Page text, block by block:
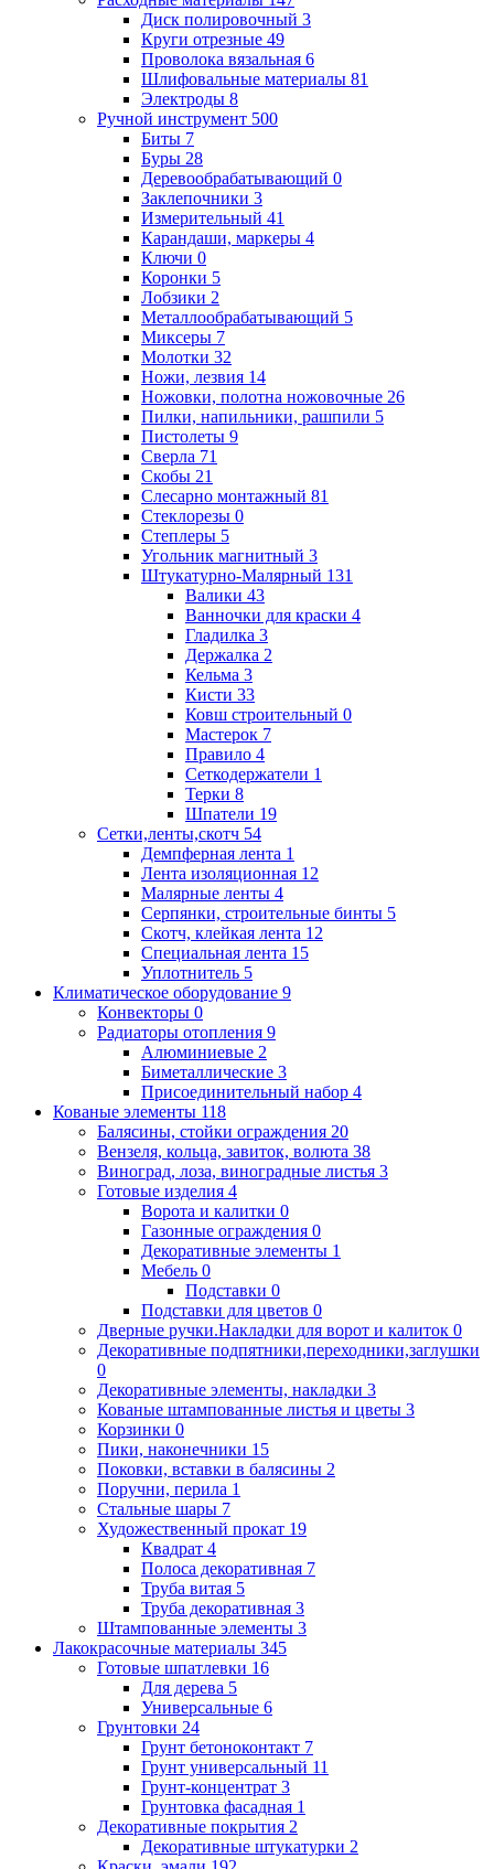
Диск полировочный 3
Круги отрезные 49
Проволока вязальная 6
Шлифовальные материалы 81
Электроды 8
Ручной инструмент 500
Биты 7
Буры 28
Деревообрабатывающий 0
Заклепочники 3
Измерительный 41
Карандаши, маркеры 4
Ключи 0
Коронки 5
Лобзики 2
Металлообрабатывающий 5
Миксеры 7
Молотки 32
Ножи, лезвия 14
Ножовки, полотна ножовочные 26
Пилки, напильники, рашпили 5
Пистолеты 9
Сверла 71
Скобы 21
Слесарно монтажный 81
Стеклорезы 0
Степлеры 5
Угольник магнитный 3
Штукатурно-Малярный 131
Валики 43
Ванночки для краски 4
Гладилка 3
Держалка 2
Кельма 3
Кисти 33
Ковш строительный 0
Мастерок 7
Правило 4
Сеткодержатели 1
Терки 8
Шпатели 19
Сетки,ленты,скотч 54
Демпферная лента 1
Лента изоляционная 12
Малярные ленты 4
Серпянки, строительные бинты 5
Скотч, клейкая лента 12
Специальная лента 15
Уплотнитель 5
Климатическое оборудование 9
Конвекторы 0
Радиаторы отопления 9
Алюминиевые 2
Биметаллические 3
Присоединительный набор 4
Кованые элементы 118
Балясины, стойки ограждения 20
Вензеля, кольца, завиток, волюта 38
Виноград, лоза, виноградные листья 3
Готовые изделия 4
Ворота и калитки 0
Газонные ограждения 0
Декоративные элементы 1
Мебель 0
Подставки 0
Подставки для цветов 0
Дверные ручки.Накладки для ворот и калиток 0
Декоративные подпятники,переходники,заглушки
0
Декоративные элементы, накладки 3
Кованые штампованные листья и цветы 3
Корзинки 0
Пики, наконечники 15
Поковки, вставки в балясины 2
Поручни, перила 1
Стальные шары 7
Художественный прокат 19
Квадрат 4
Полоса декоративная 7
Труба витая 5
Труба декоративная 3
Штампованные элементы 3
Лакокрасочные материалы 345
Готовые шпатлевки 16
Для дерева 5
Универсальные 6
Грунтовки 24
Грунт бетоноконтакт 7
Грунт универсальный 11
Грунт-концентрат 3
Грунтовка фасадная 1
Декоративные покрытия 2
Декоративные штукатурки 2